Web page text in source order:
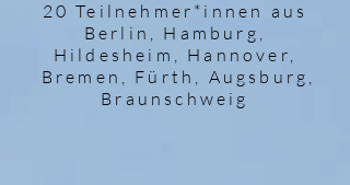
20 Teilnehmer*innen aus
Berlin, Hamburg,
Hildesheim, Hannover,
Bremen, Fürth, Augsburg,
Braunschweig